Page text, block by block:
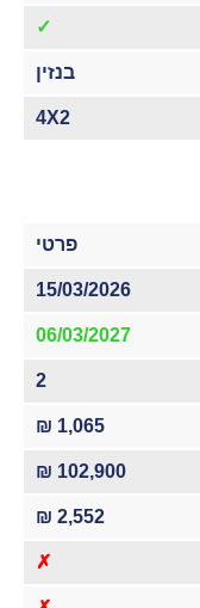
✓
בנזין
4X2
פרטי
15/03/2026
06/03/2027
2
1,065 ₪
102,900 ₪
2,552 ₪
✗